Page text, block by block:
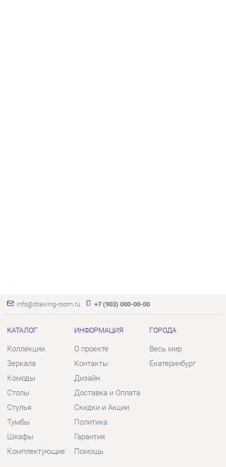
КАТАЛОГ
Коллекции
Комоды
Столы
Стулья
Тумбы
Шкафы
Комплектующие
ИНФОРМАЦИЯ
О проекте
Дизайн
Доставка и Оплата
Скидки и Акции
Политика
Гарантия
Помощь
ГОРОДА
Весь мир
КОНТАКТЫ